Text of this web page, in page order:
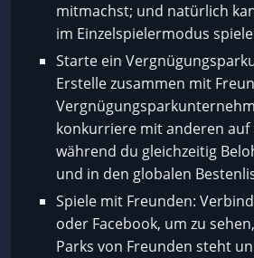
mitmachst; und natürlich
im Einzelspielermodus
Starte ein
Erstelle zusammen mit
konkurriere mit anderen auf
während du gleichzeitig
und in den globalen
Spiele mit Freunden:
oder Facebook, um zu
Parks von Freunden steht